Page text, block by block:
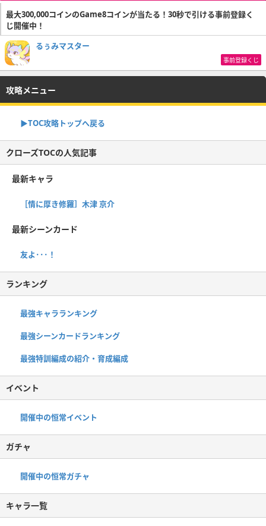
最大300,000コインのGame8コインが当たる！30秒で引ける事前登録く
じ開催中！
るぅみマスター
事前登録くじ
攻略メニュー
▶TOC攻略トップへ戻る
クローズTOCの人気記事
最新キャラ
［情に厚き修羅］木津 京介
最新シーンカード
友よ･･･！
ランキング
最強キャラランキング
最強シーンカードランキング
最強特訓編成の紹介・育成編成
イベント
開催中の恒常イベント
ガチャ
開催中の恒常ガチャ
キャラ一覧